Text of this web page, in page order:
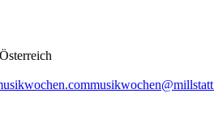
Österreich